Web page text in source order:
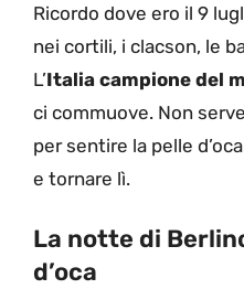
Ricordo dove ero il 9
nei cortili, i clacson, le
L’Italia campione del
ci commuove. Non
per sentire la pelle
e tornare lì.
La notte di
d’oca